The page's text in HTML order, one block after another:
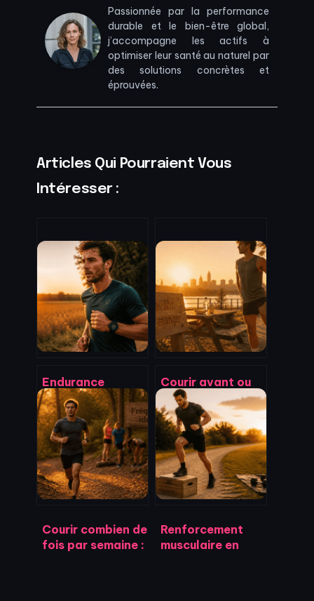
Passionnée par la performance
durable et le bien-être global,
j’accompagne les actifs à
optimiser leur santé au naturel par
des solutions concrètes et
éprouvées.
Articles Qui Pourraient Vous
Intéresser :
Endurance
fondamentale :
pourquoi viser 70
% de votre FC
maximale pour
progresser sans
vous épuiser
Courir avant ou
après manger : 3
règles d’or pour
optimiser votre
digestion et votre
performance
Courir combien de
fois par semaine :
Renforcement
musculaire en